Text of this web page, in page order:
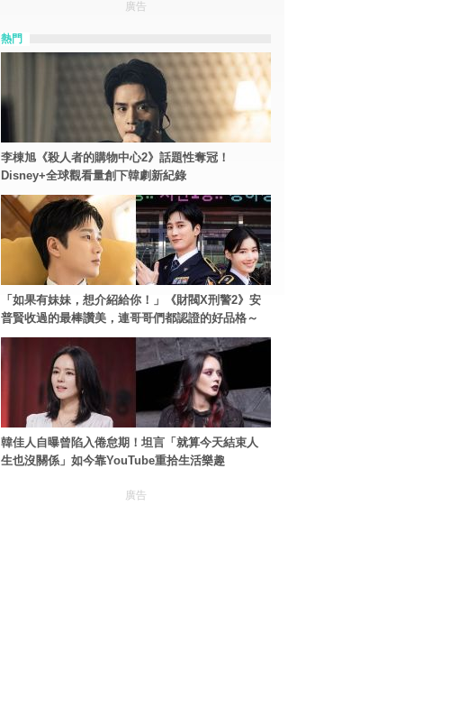
廣告
熱門
李棟旭《殺人者的購物中心2》話題性奪冠！
Disney+全球觀看量創下韓劇新紀錄
「如果有妹妹，想介紹給你！」《財閥X刑警2》安
普賢收過的最棒讚美，連哥哥們都認證的好品格～
韓佳人自曝曾陷入倦怠期！坦言「就算今天結束人
生也沒關係」如今靠YouTube重拾生活樂趣
廣告